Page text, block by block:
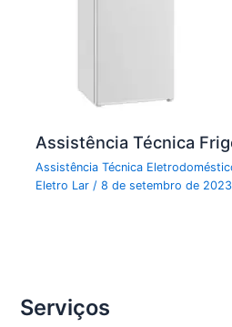
Assistência Técnica
Assistência Técnica
Eletro Lar /8 de setembro de 2023
Serviços